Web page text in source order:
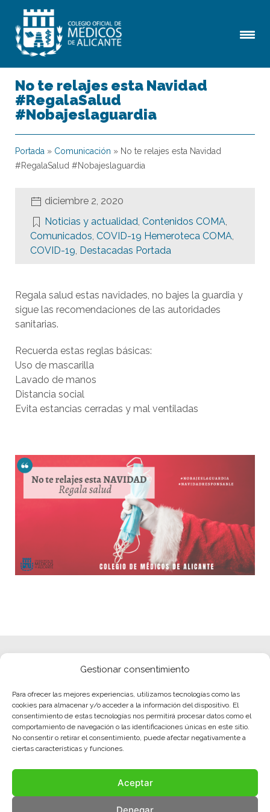
Gestionar consentimiento
Para ofrecer las mejores experiencias, utilizamos tecnologías como las
cookies para almacenar y/o acceder a la información del dispositivo. El
consentimiento de estas tecnologías nos permitirá procesar datos como el
comportamiento de navegación o las identificaciones únicas en este sitio.
No consentir o retirar el consentimiento, puede afectar negativamente a
ciertas características y funciones.
Aceptar
Denegar
No te relajes esta Navidad
#RegalaSalud
#Nobajeslaguardia
Portada » Comunicación » No te relajes esta Navidad
#RegalaSalud #Nobajeslaguardia
diciembre 2, 2020
Noticias y actualidad, Contenidos COMA,
Comunicados, COVID-19 Hemeroteca COMA,
COVID-19, Destacadas Portada
Regala salud estas navidades, no bajes la guardia y
sigue las recomendaciones de las autoridades
sanitarias.
Recuerda estas reglas básicas:
Uso de mascarilla
Lavado de manos
Distancia social
Evita estancias cerradas y mal ventiladas